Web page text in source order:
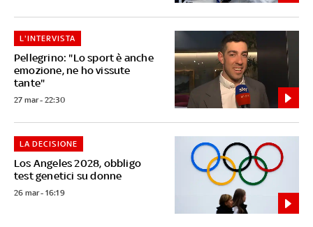
Pellegrino: "Lo sport è anche
emozione, ne ho vissute
tante"
L'INTERVISTA
27 mar - 22:30
Los Angeles 2028, obbligo
test genetici su donne
LA DECISIONE
26 mar - 16:19